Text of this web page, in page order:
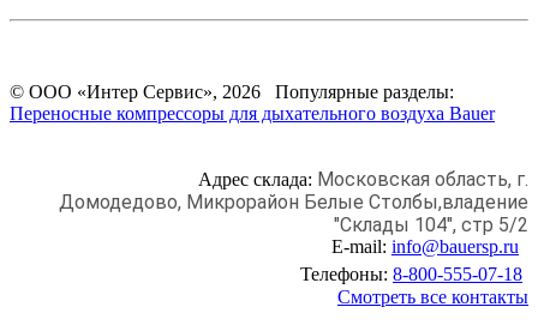
© ООО «Интер Сервис», 2026 Популярные разделы:
Переносные компрессоры для дыхательного воздуха Bauer
Адрес склада: Московская область, г.
Домодедово, Микрорайон Белые Столбы,владение
"Склады 104", стр 5/2
E-mail: info@bauersp.ru
Телефоны: 8-800-555-07-18
Смотреть все контакты